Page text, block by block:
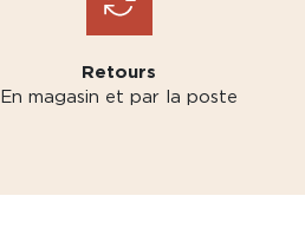
Retours
En magasin et par la poste